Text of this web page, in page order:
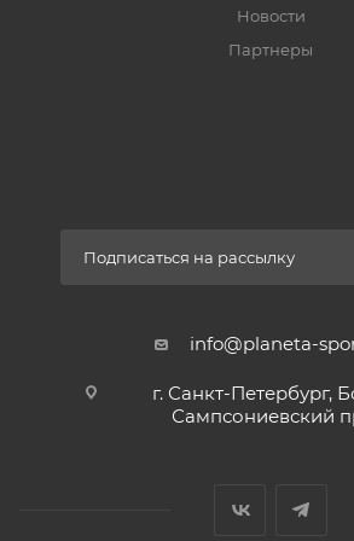
Новости
Партнеры
Подписаться на рассылку
info@planeta-
г. Санкт-Петербург,
Сампсониевский